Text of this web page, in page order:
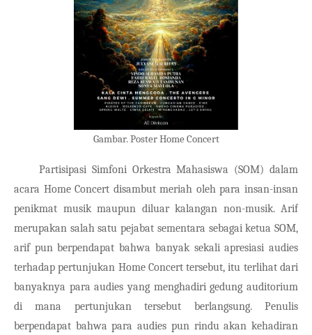
Gambar. Poster Home Concert
Partisipasi Simfoni Orkestra Mahasiswa (SOM) dalam
acara Home Concert disambut meriah oleh para insan-insan
penikmat musik maupun diluar kalangan non-musik. Arif
merupakan salah satu pejabat sementara sebagai ketua SOM,
arif pun berpendapat bahwa banyak sekali apresiasi audies
terhadap pertunjukan Home Concert tersebut, itu terlihat dari
banyaknya para audies yang menghadiri gedung auditorium
di mana pertunjukan tersebut berlangsung. Penulis
berpendapat bahwa para audies pun rindu akan kehadiran